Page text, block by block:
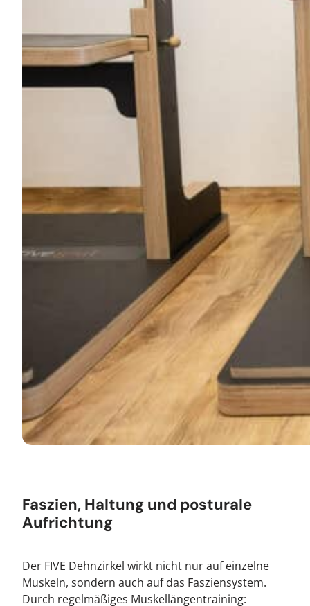
Faszien, Haltung und posturale
Aufrichtung
Der FIVE Dehnzirkel wirkt nicht nur auf einzelne
Muskeln, sondern auch auf das Fasziensystem.
Durch regelmäßiges Muskellängentraining: